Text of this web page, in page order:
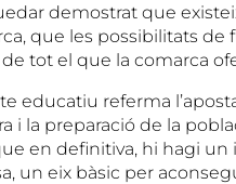
demostrat que
que les possibilitats de
tot el que la comarca
educatiu referma
i la preparació de la
en definitiva, hi hagi
un eix bàsic per